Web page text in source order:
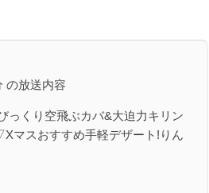
の放送内容
っくり空飛ぶカバ&大迫力キリン
マスおすすめ手軽デザート!りん